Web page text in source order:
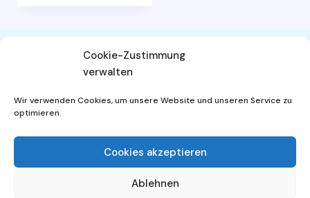
Cookie-Zustimmung
verwalten
Wir verwenden Cookies, um unsere Website und unseren Service zu
optimieren.
Cookies akzeptieren
Ablehnen
Datenschutzerklärung